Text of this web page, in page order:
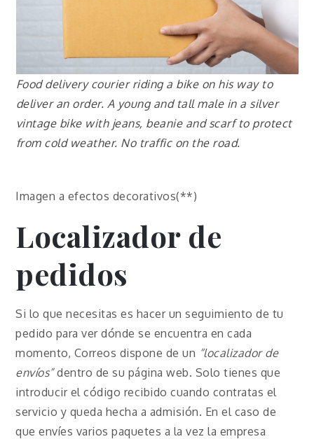
Food delivery courier riding a bike on his way to
deliver an order. A young and tall male in a silver
vintage bike with jeans, beanie and scarf to protect
from cold weather. No traffic on the road.
Imagen a efectos decorativos(**)
Localizador de
pedidos
Si lo que necesitas es hacer un seguimiento de tu
pedido para ver dónde se encuentra en cada
momento, Correos dispone de un “localizador de
envíos”dentro de su página web. Solo tienes que
introducir el código recibido cuando contratas el
servicio y queda hecha a admisión. En el caso de
que envíes varios paquetes a la vez la empresa